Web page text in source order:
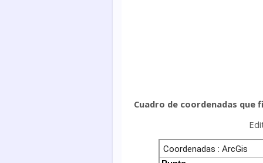
Cuadro de coordenadas que